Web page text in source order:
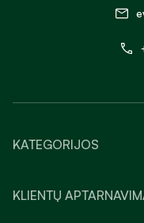
KATEGORIJOS
KLIENTŲ